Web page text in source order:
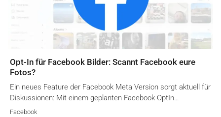
Opt-In für Facebook Bilder: Scannt Facebook eure
Fotos?
Ein neues Feature der Facebook Meta Version sorgt aktuell für
Diskussionen: Mit einem geplanten Facebook OptIn…
Facebook